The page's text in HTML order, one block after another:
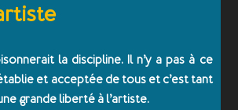
la discipline. Il n’y a pas à ce
et acceptée de tous et c’est tant
grande liberté à l’artiste.